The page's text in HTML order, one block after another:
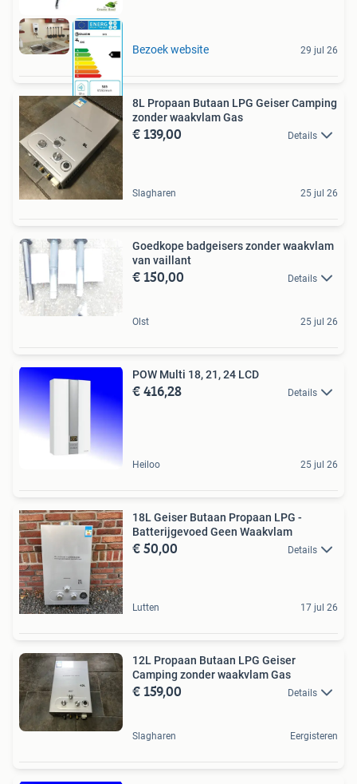
Bezoek website 29 jul 26
8L Propaan Butaan LPG Geiser Camping
zonder waakvlam Gas
€ 139,00 Details
Slagharen 25 jul 26
Goedkope badgeisers zonder waakvlam
van vaillant
€ 150,00 Details
Olst 25 jul 26
POW Multi 18, 21, 24 LCD
€ 416,28 Details
Heiloo 25 jul 26
18L Geiser Butaan Propaan LPG -
Batterijgevoed Geen Waakvlam
€ 50,00 Details
Lutten 17 jul 26
12L Propaan Butaan LPG Geiser
Camping zonder waakvlam Gas
€ 159,00 Details
Slagharen Eergisteren